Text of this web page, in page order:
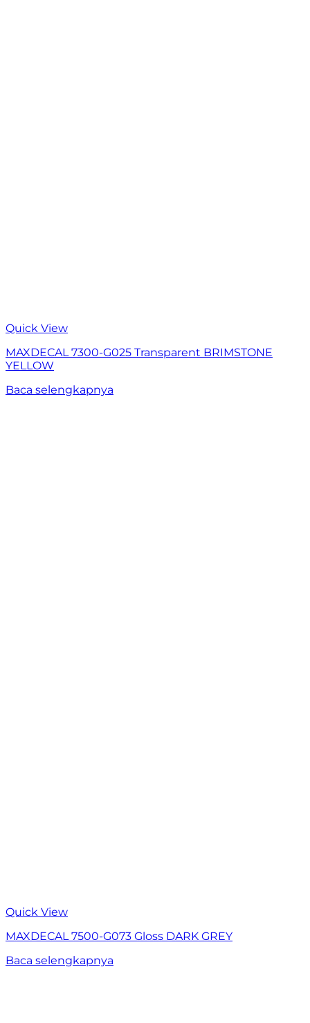
Quick View
MAXDECAL 7300-G025 Transparent BRIMSTONE
YELLOW
Baca selengkapnya
Quick View
MAXDECAL 7500-G073 Gloss DARK GREY
Baca selengkapnya